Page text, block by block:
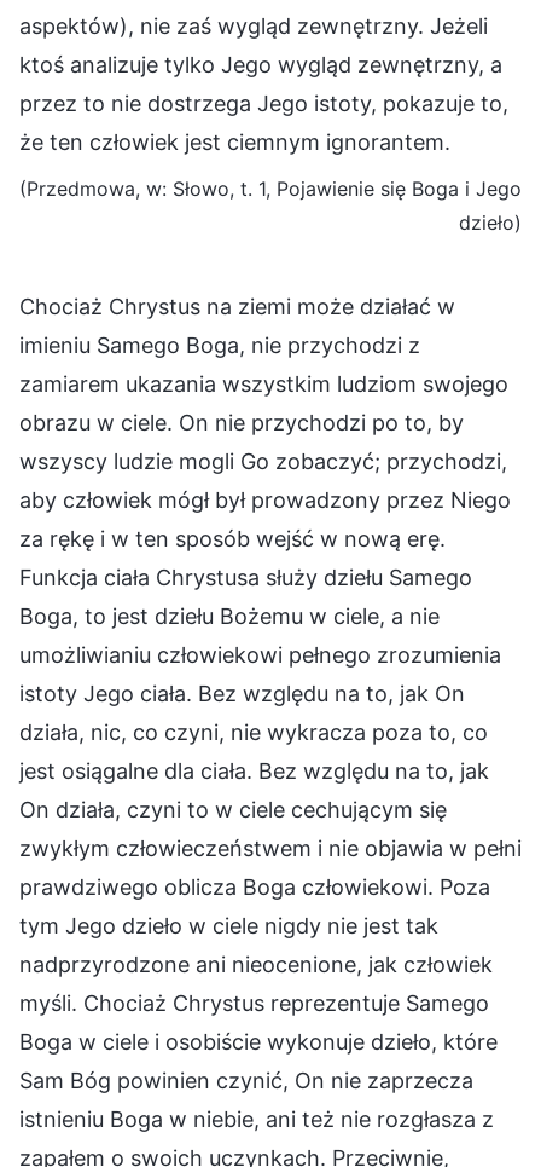
aspektów), nie zaś wygląd zewnętrzny. Jeżeli
ktoś analizuje tylko Jego wygląd zewnętrzny, a
przez to nie dostrzega Jego istoty, pokazuje to,
że ten człowiek jest ciemnym ignorantem.
(Przedmowa, w: Słowo, t. 1, Pojawienie się Boga i Jego
dzieło)
Chociaż Chrystus na ziemi może działać w
imieniu Samego Boga, nie przychodzi z
zamiarem ukazania wszystkim ludziom swojego
obrazu w ciele. On nie przychodzi po to, by
wszyscy ludzie mogli Go zobaczyć; przychodzi,
aby człowiek mógł był prowadzony przez Niego
za rękę i w ten sposób wejść w nową erę.
Funkcja ciała Chrystusa służy dziełu Samego
Boga, to jest dziełu Bożemu w ciele, a nie
umożliwianiu człowiekowi pełnego zrozumienia
istoty Jego ciała. Bez względu na to, jak On
działa, nic, co czyni, nie wykracza poza to, co
jest osiągalne dla ciała. Bez względu na to, jak
On działa, czyni to w ciele cechującym się
zwykłym człowieczeństwem i nie objawia w pełni
prawdziwego oblicza Boga człowiekowi. Poza
tym Jego dzieło w ciele nigdy nie jest tak
nadprzyrodzone ani nieocenione, jak człowiek
myśli. Chociaż Chrystus reprezentuje Samego
Boga w ciele i osobiście wykonuje dzieło, które
Sam Bóg powinien czynić, On nie zaprzecza
istnieniu Boga w niebie, ani też nie rozgłasza z
zapałem o swoich uczynkach. Przeciwnie,